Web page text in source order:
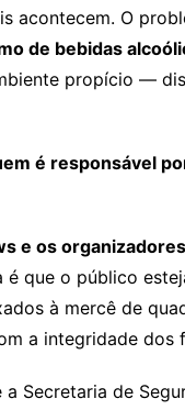
acontecem. O
de bebidas
propício —
é responsável
e os
que o público
à mercê de
a integridade dos
Secretaria de